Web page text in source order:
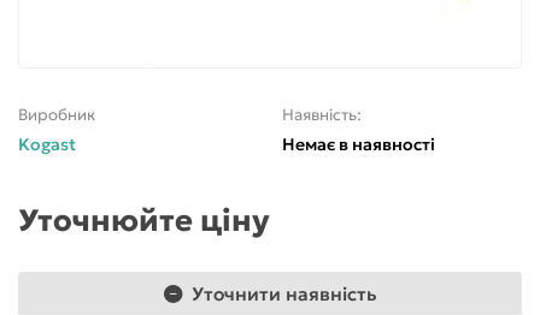
Виробник
Kogast
Наявність:
Немає в наявності
Уточнюйте ціну
Уточнити наявність